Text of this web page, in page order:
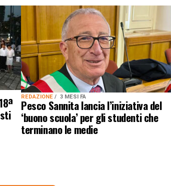
REDAZIONE 3 MESI FA
Pesco Sannita lancia l’iniziativa del
‘buono scuola’ per gli studenti che
terminano le medie